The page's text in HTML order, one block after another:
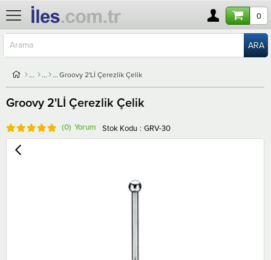
0
Groovy 2'Lİ Çerezlik Çelik
Groovy 2'Lİ Çerezlik Çelik
(0) Stok Kodu GRV-30